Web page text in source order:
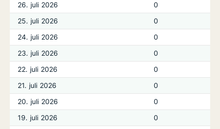
26. juli 2026
0
25. juli 2026
0
24. juli 2026
0
23. juli 2026
0
22. juli 2026
0
21. juli 2026
0
20. juli 2026
0
19. juli 2026
0